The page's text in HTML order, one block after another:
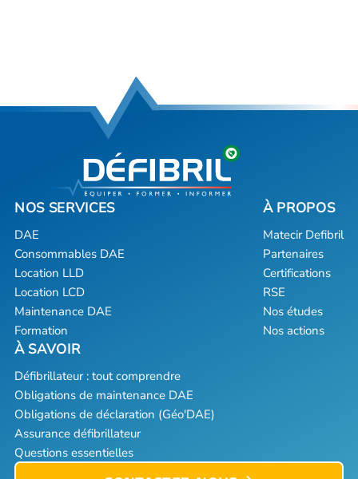
DAE
Consommables DAE
Location LLD
Location LCD
Maintenance DAE
Formation
Matecir Defibril
Partenaires
Certifications
RSE
Nos études
Nos actions
Défibrillateur : tout comprendre
Obligations de maintenance DAE
Obligations de déclaration (Géo'DAE)
Assurance défibrillateur
Questions essentielles